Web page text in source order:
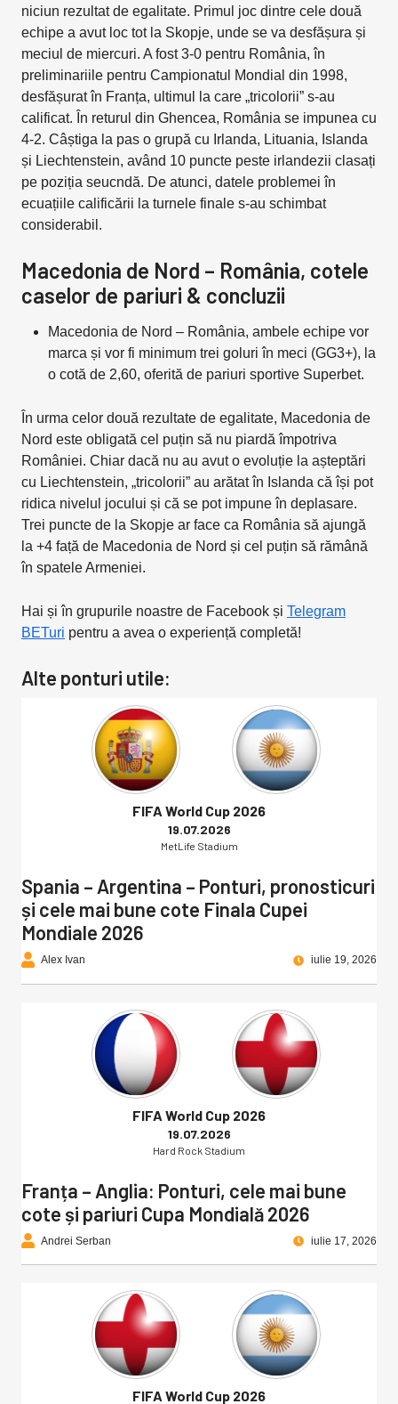
niciun rezultat de egalitate. Primul joc dintre cele două
echipe a avut loc tot la Skopje, unde se va desfășura și
meciul de miercuri. A fost 3-0 pentru România, în
preliminariile pentru Campionatul Mondial din 1998,
desfășurat în Franța, ultimul la care „tricolorii” s-au
calificat. În returul din Ghencea, România se impunea cu
4-2. Câștiga la pas o grupă cu Irlanda, Lituania, Islanda
și Liechtenstein, având 10 puncte peste irlandezii clasați
pe poziția seucndă. De atunci, datele problemei în
ecuațiile calificării la turnele finale s-au schimbat
considerabil.
Macedonia de Nord – România, cotele
caselor de pariuri & concluzii
Macedonia de Nord – România, ambele echipe vor
marca și vor fi minimum trei goluri în meci (GG3+), la
o cotă de 2,60, oferită de pariuri sportive Superbet.
În urma celor două rezultate de egalitate, Macedonia de
Nord este obligată cel puțin să nu piardă împotriva
României. Chiar dacă nu au avut o evoluție la așteptări
cu Liechtenstein, „tricolorii” au arătat în Islanda că își pot
ridica nivelul jocului și că se pot impune în deplasare.
Trei puncte de la Skopje ar face ca România să ajungă
la +4 față de Macedonia de Nord și cel puțin să rămână
în spatele Armeniei.
Hai și în grupurile noastre de Facebook și Telegram
BETuri pentru a avea o experiență completă!
Alte ponturi utile:
FIFA World Cup 2026
19.07.2026
MetLife Stadium
Spania – Argentina – Ponturi, pronosticuri
și cele mai bune cote Finala Cupei
Mondiale 2026
Alex Ivan iulie 19, 2026
FIFA World Cup 2026
19.07.2026
Hard Rock Stadium
Franța – Anglia: Ponturi, cele mai bune
cote și pariuri Cupa Mondială 2026
Andrei Serban iulie 17, 2026
FIFA World Cup 2026